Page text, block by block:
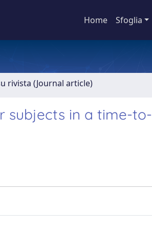
Home Sfoglia
rivista (Journal article)
subjects in a time-to-